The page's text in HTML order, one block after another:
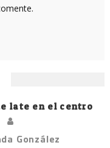
late en el centro
González